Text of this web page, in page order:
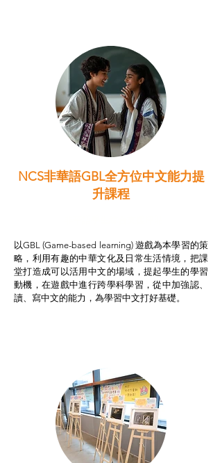
NCS非華語GBL全方位中文能力提
升課程
以GBL (Game-based learning) 遊戲為本學習的策
略，利用有趣的中華文化及日常生活情境，把課
堂打造成可以活用中文的場域，提起學生的學習
動機，在遊戲中進行跨學科學習，從中加強認、
讀、寫中文的能力，為學習中文打好基礎。